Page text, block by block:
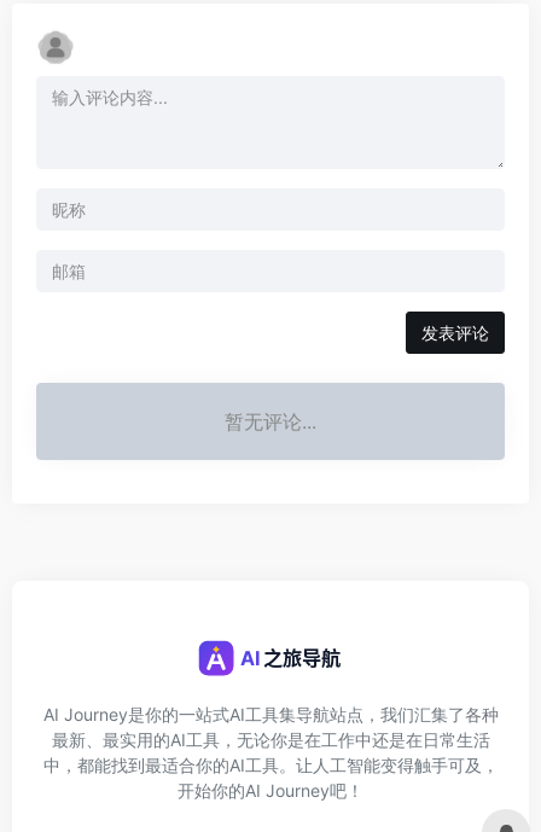
发表评论
暂无评论...
AI Journey是你的一站式AI工具集导航站点，我们汇集了各种
最新、最实用的AI工具，无论你是在工作中还是在日常生活
中，都能找到最适合你的AI工具。让人工智能变得触手可及，
开始你的AI Journey吧！